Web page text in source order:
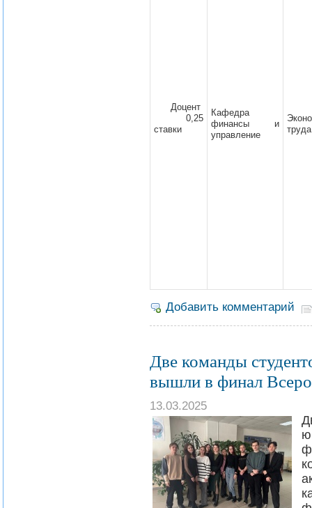
Доцент
0,25
ставки
Кафедра
финансы и
управление
труда
Добавить комментарий
Две команды
вышли в финал
13.03.2025